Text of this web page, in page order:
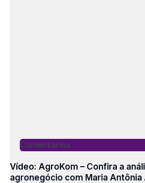
Comentários
Vídeo: AgroKom – Confira a
agronegócio com Maria Antônia